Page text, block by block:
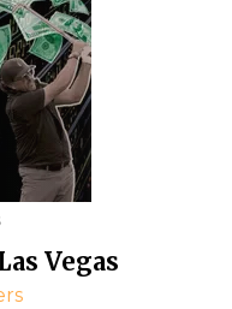
Vegas